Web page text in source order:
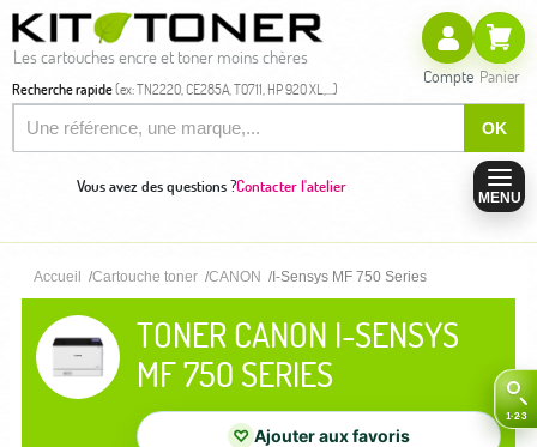
Les cartouches encre et toner moins chères
Recherche rapide(ex: TN2220, CE285A, T0711, HP 920 XL,...)
OK
Compte Panier
Vous avez des questions ?Contacter l'atelier
MENU
Accueil Cartouche toner CANON I-Sensys MF 750 Series
TONER CANON I-SENSYS
MF 750 SERIES
♡ Ajouter aux favoris